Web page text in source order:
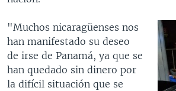
"Muchos nicaragüenses nos
han manifestado su deseo
de irse de Panamá, ya que se
han quedado sin dinero por
la difícil situación que se